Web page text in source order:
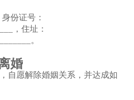
份证号：
，住址：
。
婚
自愿解除婚姻关系，并达成如